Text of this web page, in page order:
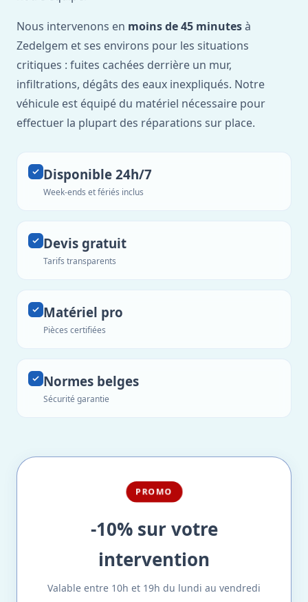
Nous intervenons en moins de 45 minutesà
Zedelgem et ses environs pour les situations
critiques : fuites cachées derrière un mur,
infiltrations, dégâts des eaux inexpliqués. Notre
véhicule est équipé du matériel nécessaire pour
effectuer la plupart des réparations sur place.
Disponible 24h/7
Week-ends et fériés inclus
Devis gratuit
Tarifs transparents
Matériel pro
Pièces certifiées
Normes belges
Sécurité garantie
PROMO
-10% sur votre
intervention
Valable entre 10h et 19h du lundi au vendredi